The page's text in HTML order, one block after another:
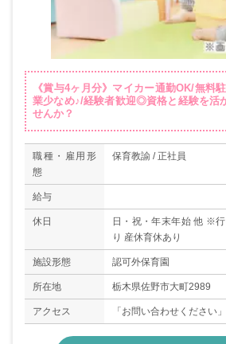
《賞与4ヶ月分》マイカー通勤OK/無料
業少なめ♪/経験者歓迎◎資格と経験を活
せんか？
職種・雇用形
態
保育教諭 / 正社員
給与
休日
日・祝・年末年始 他 ※
り 産休育休あり
施設形態 認可外保育園
所在地 栃木県佐野市大町2989
アクセス 「お問い合わせください」